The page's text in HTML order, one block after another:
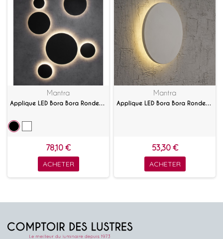
Mantra
Applique LED Bora Bora Ronde 12W
78,10 €
ACHETER
Mantra
Applique LED Bora Bora Ronde 6W
53,30 €
ACHETER